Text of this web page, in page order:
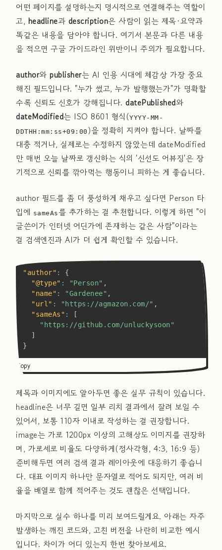
어떤 페이지를 설명하는지 명시적으로 연결해주는 역할이
고, headline과 description은 사람이 읽는 제목·요약과
똑같은 내용을 담아야 합니다. 여기서 본문과 다른 내용
을 적으면 구글 가이드라인 위반이니 주의가 필요합니다.
author와 publisher는 AI 인용 시대에 체감상 가장 중요
해진 필드입니다. "누가 썼고, 누가 발행했는가"가 명확할
수록 신뢰도 신호가 강해집니다. datePublished와
dateModified는 ISO 8601 형식(YYYY-MM-
DDTHH:mm:ss+09:00 )을 정확히 지켜야 합니다. 날짜를
대충 적거나, 실제로는 수정하지 않았는데 dateModified
만 매번 오늘 날짜로 갱신하는 식의 '신선도 어뷰징'은 장
기적으로 신뢰를 깎아먹는 행동이니 피하는 게 좋습니다.
author 필드를 좀 더 풍성하게 채우고 싶다면 Person 타
입에 sameAs 를 추가하는 걸 추천합니다. 이렇게 하면 "이
글쓴이가 인터넷 어딘가에 존재하는 같은 사람"이라는
걸 검색엔진과 AI가 더 쉽게 확인할 수 있습니다.
"author" :
{
"@type" : "Person" ,
"name" : "Gardenee" ,
"url" : "https://agmazon.com/" ,
"sameAs" :
[
"https://github.com/unluckysoon"
]
}
Copy
제목과 이미지에도 알아두면 좋은 실무 규칙이 있습니다.
headline은 너무 길면 일부 리치 결과에서 잘려 보일 수
있어서, 보통 110자 이내로 작성하는 걸 권장합니다.
image는 가로 1200px 이상의 고해상도 이미지를 권장하
며, 가로세로 비율도 다양하게(정사각형, 4:3, 16:9 등)
준비해두면 여러 검색 결과 레이아웃에 대응하기 좋습니
다. 대표 이미지 하나만 문자열로 적어도 되지만, 여러 비
율을 배열로 함께 적어주는 것도 괜찮은 선택입니다.
마지막으로 실수 하나를 미리 보여드릴게요. 아래는 자주
발생하는 깨진 코드와, 고친 버전을 나란히 비교한 예시
입니다. 차이가 어디 있는지 한번 찾아보세요.